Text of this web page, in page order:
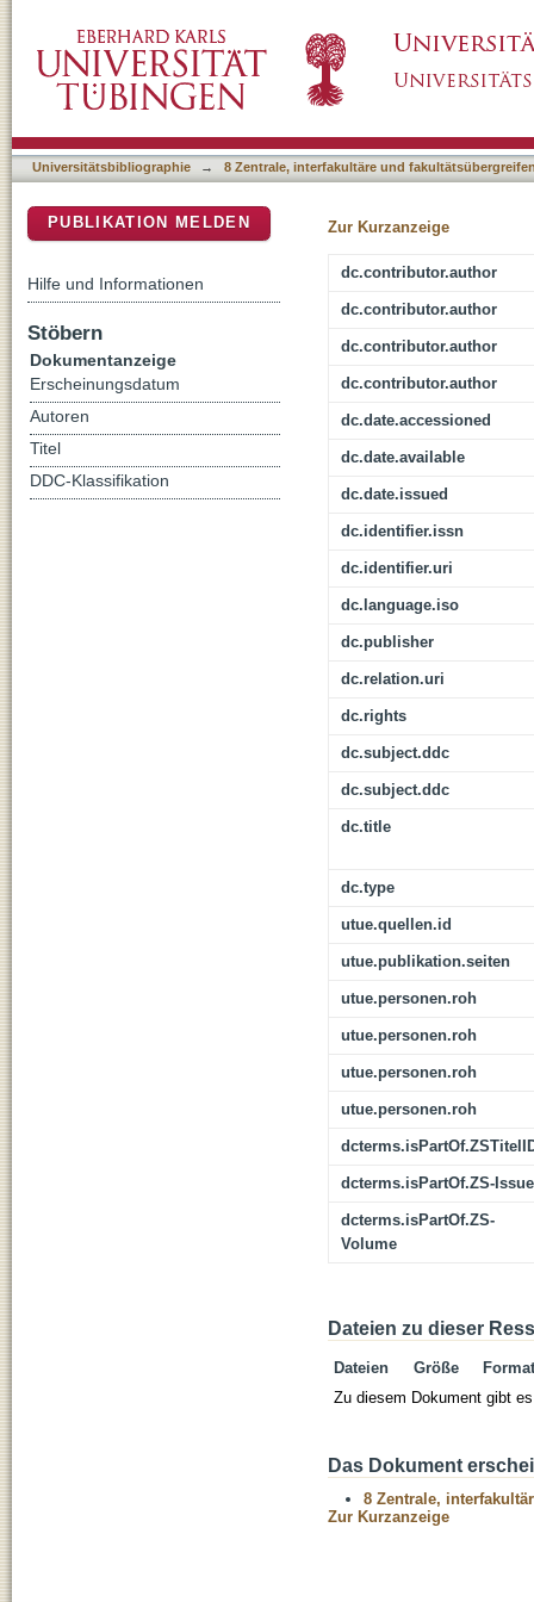
Universitätsbibliographie → 8 Zentrale, interfakultäre und
Zur Kurzanzeige
dc.contributor.author
dc.contributor.author
dc.contributor.author
dc.contributor.author
dc.date.accessioned
dc.date.available
dc.date.issued
dc.identifier.issn
dc.identifier.uri
dc.language.iso
dc.publisher
dc.relation.uri
dc.rights
dc.subject.ddc
dc.subject.ddc
dc.title
dc.type
utue.quellen.id
utue.publikation.seiten
utue.personen.roh
utue.personen.roh
utue.personen.roh
utue.personen.roh
dcterms.isPartOf.ZS-Issue
dcterms.isPartOf.ZS-
Volume
Dateien zu dieser
Dateien Größe
Format
Zu diesem Dokument gibt
Das Dokument
8 Zentrale,
Zur Kurzanzeige
PUBLIKATION MELDEN
Hilfe und Informationen
Stöbern
Dokumentanzeige
Erscheinungsdatum
Autoren
Titel
DDC-Klassifikation